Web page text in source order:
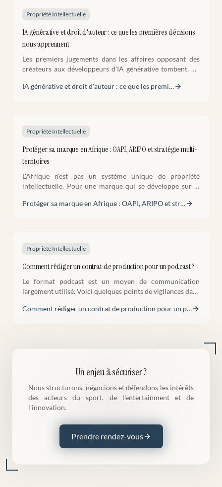
Propriété Intellectuelle
IA générative et droit d'auteur : ce que les premières décisions
nous apprennent
Les premiers jugements dans les affaires opposant des
créateurs aux développeurs d'IA générative tombent. Ce
les créateurs doivent faire maintenant.
IA générative et droit d'auteur : ce que les premi…
Propriété Intellectuelle
Protéger sa marque en Afrique : OAPI, ARIPO et stratégie multi-
territoires
L'Afrique n'est pas un système unique de propriété
intellectuelle. Pour une marque qui se développe sur le
ses actifs les plus précieux.
Protéger sa marque en Afrique : OAPI, ARIPO et str…
Propriété Intellectuelle
Comment rédiger un contrat de production pour un podcast ?
Le format podcast est un moyen de communication
largement utilisé. Voici quelques points de vigilances dans
d'un podcast.
Comment rédiger un contrat de production pour un p…
Un enjeu à sécuriser ?
Nous structurons, négocions et défendons les intérêts
des acteurs du sport, de l'entertainment et de
l'innovation.
Prendre rendez-vous